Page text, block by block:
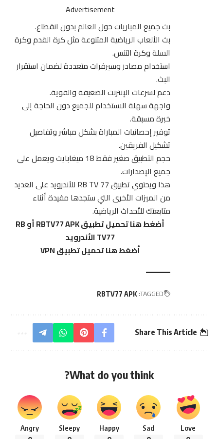
Advertisement
بث جميع المباريات حول العالم بدون انقطاع.
بث الألعاب الرياضية المتنوعة مثل كرة القدم وكرة
السلة وكرة التنس.
استخدام مصادر وسيرفرات متعددة لضمان استقرار
البث.
دعم لسرعات الإنترنت الضعيفة والقوية.
واجهة سهلة الاستخدام للجميع دون الحاجة إلى
خبرة مسبقة.
توفير إحصائيات المباراة بشكل مباشر وتفاصيل
تشكيل الفريقين.
حجم التطبيق صغير فقط 18 ميغابايت ويعمل على
جميع الإصدارات.
هذا ويحتوي تطبيق RB TV 77 للأندرويد على العديد
من الميزات الأخرى التي ستجدها مفيدة أثناء
متابعتك للأحداث الرياضية.
أضغط هنا تحميل تطبيق RBTV77 APK أو RB
TV77 الأندرويد
أضغط هنا تحميل تطبيق VPN
TAGGED:
RBTV77 APK
Share This Article
What do you think?
Love
Sad
Happy
Sleepy
Angry